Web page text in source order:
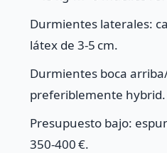
Durmientes laterales:
látex de 3‑5 cm.
Durmientes boca
preferiblemente hybrid.
Presupuesto bajo:
350‑400 €.